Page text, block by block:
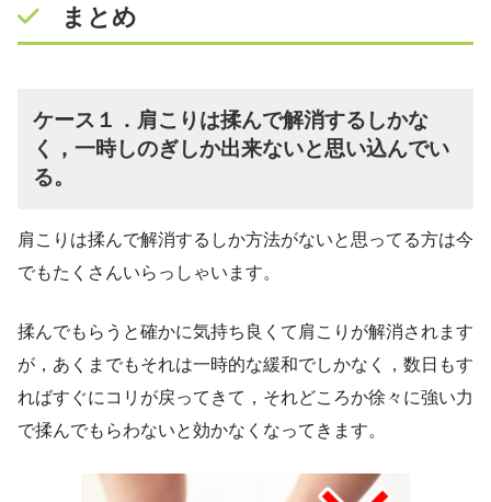
まとめ
ケース１．肩こりは揉んで解消するしかな
く，一時しのぎしか出来ないと思い込んでい
る。
肩こりは揉んで解消するしか方法がないと思ってる方は今
でもたくさんいらっしゃいます。
揉んでもらうと確かに気持ち良くて肩こりが解消されます
が，あくまでもそれは一時的な緩和でしかなく，数日もす
ればすぐにコリが戻ってきて，それどころか徐々に強い力
で揉んでもらわないと効かなくなってきます。